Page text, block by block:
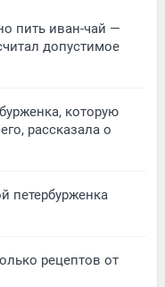
пить иван-чай —
допустимое
которую
рассказала о
петербурженка
рецептов от